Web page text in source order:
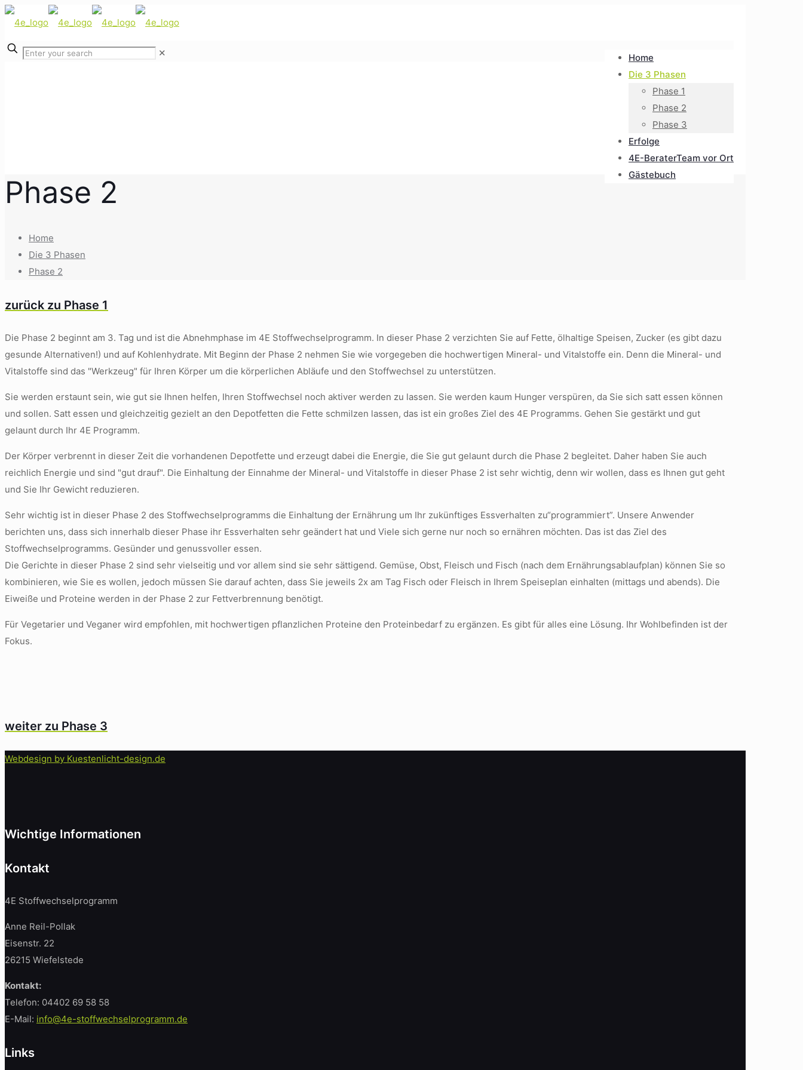
Home
Die 3 Phasen
Phase 1
Phase 2
Phase 3
Erfolge
4E-BeraterTeam vor Ort
Gästebuch
✕
Phase 2
Home
Die 3 Phasen
Phase 2
zurück zu Phase 1
Die Phase 2 beginnt am 3. Tag und ist die Abnehmphase im 4E Stoffwechselprogramm. In dieser Phase 2 verzichten Sie auf Fette, ölhaltige Speisen, Zucker (es gibt dazu
gesunde Alternativen!) und auf Kohlenhydrate. Mit Beginn der Phase 2 nehmen Sie wie vorgegeben die hochwertigen Mineral- und Vitalstoffe ein. Denn die Mineral- und
Vitalstoffe sind das "Werkzeug" für Ihren Körper um die körperlichen Abläufe und den Stoffwechsel zu unterstützen.
Sie werden erstaunt sein, wie gut sie Ihnen helfen, Ihren Stoffwechsel noch aktiver werden zu lassen. Sie werden kaum Hunger verspüren, da Sie sich satt essen können
und sollen. Satt essen und gleichzeitig gezielt an den Depotfetten die Fette schmilzen lassen, das ist ein großes Ziel des 4E Programms. Gehen Sie gestärkt und gut
gelaunt durch Ihr 4E Programm.
Der Körper verbrennt in dieser Zeit die vorhandenen Depotfette und erzeugt dabei die Energie, die Sie gut gelaunt durch die Phase 2 begleitet. Daher haben Sie auch
reichlich Energie und sind "gut drauf". Die Einhaltung der Einnahme der Mineral- und Vitalstoffe in dieser Phase 2 ist sehr wichtig, denn wir wollen, dass es Ihnen gut geht
und Sie Ihr Gewicht reduzieren.
Sehr wichtig ist in dieser Phase 2 des Stoffwechselprogramms die Einhaltung der Ernährung um Ihr zukünftiges Essverhalten zu“programmiert”. Unsere Anwender
berichten uns, dass sich innerhalb dieser Phase ihr Essverhalten sehr geändert hat und Viele sich gerne nur noch so ernähren möchten. Das ist das Ziel des
Stoffwechselprogramms. Gesünder und genussvoller essen.
Die Gerichte in dieser Phase 2 sind sehr vielseitig und vor allem sind sie sehr sättigend. Gemüse, Obst, Fleisch und Fisch (nach dem Ernährungsablaufplan) können Sie so
kombinieren, wie Sie es wollen, jedoch müssen Sie darauf achten, dass Sie jeweils 2x am Tag Fisch oder Fleisch in Ihrem Speiseplan einhalten (mittags und abends). Die
Eiweiße und Proteine werden in der Phase 2 zur Fettverbrennung benötigt.
Für Vegetarier und Veganer wird empfohlen, mit hochwertigen pflanzlichen Proteine den Proteinbedarf zu ergänzen. Es gibt für alles eine Lösung. Ihr Wohlbefinden ist der
Fokus.
weiter zu Phase 3
Webdesign by Kuestenlicht-design.de
Wichtige Informationen
Kontakt
4E Stoffwechselprogramm
Anne Reil-Pollak
Eisenstr. 22
26215 Wiefelstede
Kontakt:
Telefon: 04402 69 58 58
E-Mail: info@4e-stoffwechselprogramm.de
Links